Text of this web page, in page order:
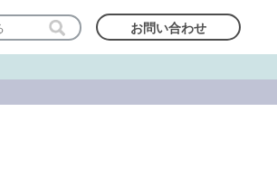
お問い合わせ